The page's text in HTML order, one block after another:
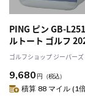
PING ピン GB-
ルトート ゴルフ
日本正規品
ゴルフショップ ジーパー
9,680 円 （税込）
積算 88 マイル (1